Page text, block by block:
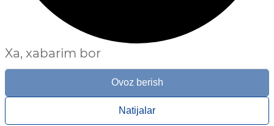
Xa, xabarim bor
Ovoz berish
Natijalar